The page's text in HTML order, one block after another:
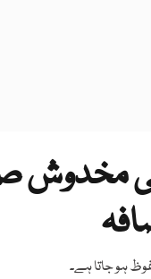
مخدوش
ہو جاتا ہے۔